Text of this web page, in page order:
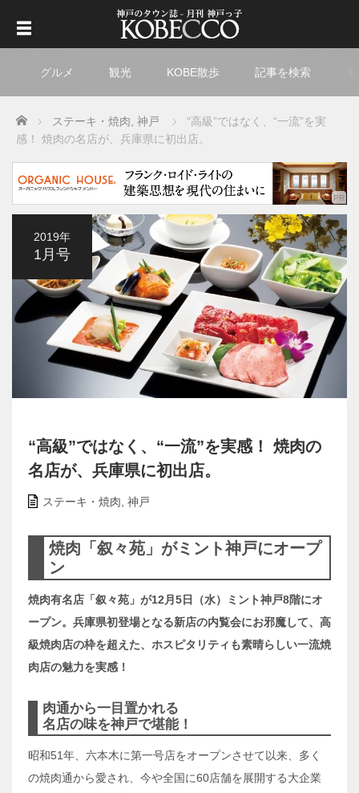
グルメ 観光 KOBE散歩 記事を検索
Home ステーキ・焼肉 神戸
“高級”ではなく、“一流”を実
感！ 焼肉の名店が、兵庫県に初出店。
2019年
1月号
“高級”ではなく、“一流”を実感！ 焼肉の
名店が、兵庫県に初出店。
ステーキ・焼肉, 神戸
焼肉「叙々苑」がミント神戸にオープ
ン
焼肉有名店「叙々苑」が12月5日（水）ミント神戸8階にオ
ープン。兵庫県初登場となる新店の内覧会にお邪魔して、高
級焼肉店の枠を超えた、ホスピタリティも素晴らしい一流焼
肉店の魅力を実感！
肉通から一目置かれる
名店の味を神戸で堪能！
昭和51年、六本木に第一号店をオープンさせて以来、多く
の焼肉通から愛され、今や全国に60店舗を展開する大企業